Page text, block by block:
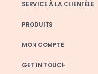
SERVICE À LA CLIENTÈLE
PRODUITS
MON COMPTE
GET IN TOUCH